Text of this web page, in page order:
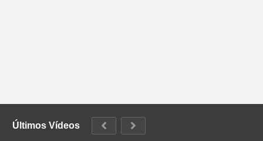
Últimos Vídeos